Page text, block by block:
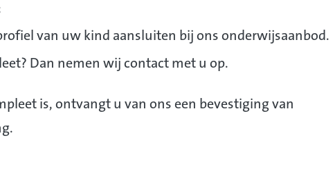
van uw kind aansluiten bij ons onderwijsaanbod.
Dan nemen wij contact met u op.
is, ontvangt u van ons een bevestiging van